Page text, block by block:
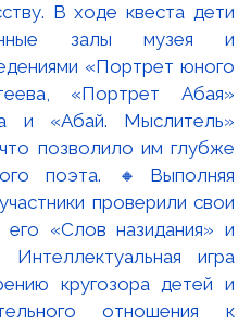
В ходе квеста дети
залы музея и
«Портрет юного
«Портрет Абая»
и «Абай. Мыслитель»
позволило им глубже
поэта. 🔸Выполняя
проверили свои
его «Слов назидания» и
Интеллектуальная игра
кругозора детей и
отношения к